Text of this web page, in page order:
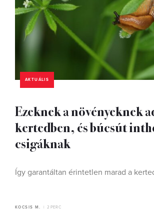
AKTUÁLIS
Ezeknek a növényeknek
kertedben, és búcsút
csigáknak
Így garantáltan érintetlen marad a
KOCSIS M. 2 PERC